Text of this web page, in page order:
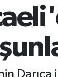
ve Fikstür